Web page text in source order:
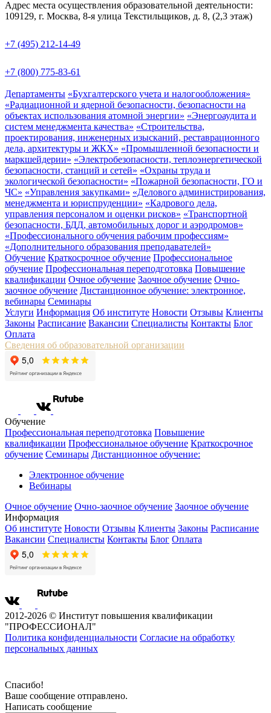
Адрес места осуществления образовательной деятельности:
109129, г. Москва, 8-я улица Текстильщиков, д. 8, (2,3 этаж)
+7 (495) 212-14-49
+7 (800) 775-83-61
Департаменты «Бухгалтерского учета и налогообложения»
«Радиационной и ядерной безопасности, безопасности на
объектах использования атомной энергии» «Энергоаудита и
систем менеджмента качества» «Строительства,
проектирования, инженерных изысканий, реставрационного
дела, архитектуры и ЖКХ» «Промышленной безопасности и
маркшейдерии» «Электробезопасности, теплоэнергетической
безопасности, станций и сетей» «Охраны труда и
экологической безопасности» «Пожарной безопасности, ГО и
ЧС» «Управления закупками» «Делового администрирования,
менеджмента и юриспруденции» «Кадрового дела,
управления персоналом и оценки рисков» «Транспортной
безопасности, БДД, автомобильных дорог и аэродромов»
«Профессионального обучения рабочим профессиям»
«Дополнительного образования преподавателей»
Обучение Краткосрочное обучение Профессиональное
обучение Профессиональная переподготовка Повышение
квалификации Очное обучение Заочное обучение Очно-
заочное обучение Дистанционное обучение: электронное,
вебинары Семинары
Услуги Информация Об институте Новости Отзывы Клиенты
Законы Расписание Вакансии Специалисты Контакты Блог
Оплата
Сведения об образовательной организации
Обучение
Профессиональная переподготовка Повышение
квалификации Профессиональное обучение Краткосрочное
обучение Семинары Дистанционное обучение:
Электронное обучение
Вебинары
Очное обучение Очно-заочное обучение Заочное обучение
Информация
Об институте Новости Отзывы Клиенты Законы Расписание
Вакансии Специалисты Контакты Блог Оплата
2012-2026 © Институт повышения квалификации
"ПРОФЕССИОНАЛ"
Политика конфиденциальности Согласие на обработку
персональных данных
Спасибо!
Ваше сообщение отправлено.
Написать сообщение